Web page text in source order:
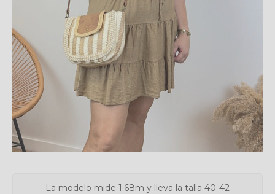
La modelo mide 1.68m y lleva la talla 40-42